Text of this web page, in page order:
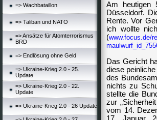
=> Wachbataillon
=> Taliban und NATO
=> Ansätze für Atomterrorismus
BRD
=> Endlösung ohne Geld
=> Ukraine-Krieg 2.0 - 25.
Update
=> Ukraine-Krieg 2.0 - 22.
Update
=> Ukraine-Krieg 2.0 - 26 Update
Am heutigen
Düsseldorf.
Rente. Vor
ich wollte
(www.focus.de/
Das Gericht
diese
des
nichts zu
stellte die
zur
vom 14.